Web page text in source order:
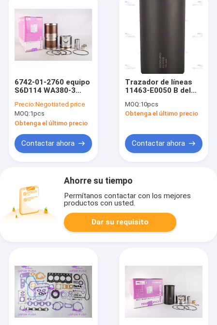
6742-01-2760 equipo
S6D114 WA380-3
cilindro para el motor
de KOMATSU
Precio:Negotiated price
MOQ:1pcs
Obtenga el último precio
Contactar ahora
Trazador de líneas
11463-E0050 B del
para el diámetro
112m m del motor
MOQ:10pcs
Obtenga el último precio
Contactar ahora
Ahorre su tiempo
Permítanos contactar con los mejores
productos con usted.
Dar su requisito